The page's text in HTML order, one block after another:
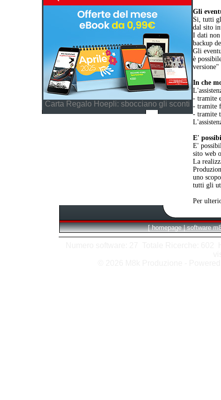
Carta Regalo Hoepli: sbocciano gli sconti
Gli
Si, tutti
dal sito
I dati
backup
Gli
è
versione"
In che
- tramite
- tramite
- tramite
E'
E'
sito web
La
uno
tutti gli
Per
[ homepage | software